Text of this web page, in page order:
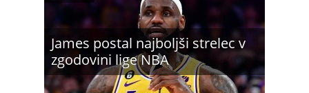
James postal najboljši strelec v
zgodovini lige NBA